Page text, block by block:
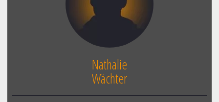
Nathalie
Wächter